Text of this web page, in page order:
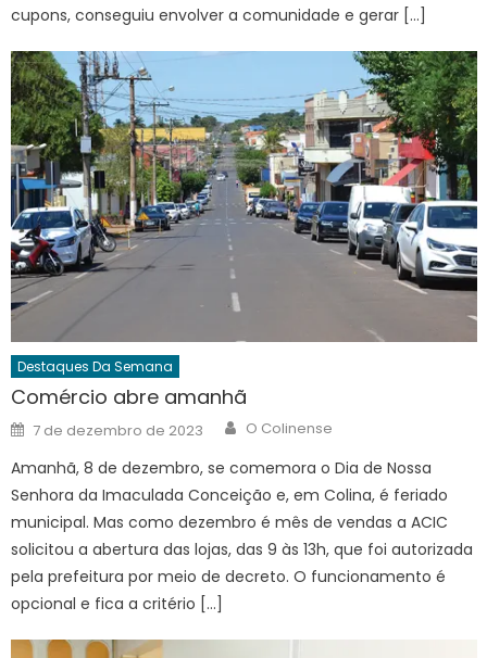
cupons, conseguiu envolver a comunidade e gerar […]
Destaques Da Semana
Comércio abre amanhã
Posted
on
7 de dezembro de 2023 Author
O Colinense
Amanhã, 8 de dezembro, se comemora o Dia de Nossa
Senhora da Imaculada Conceição e, em Colina, é feriado
municipal. Mas como dezembro é mês de vendas a ACIC
solicitou a abertura das lojas, das 9 às 13h, que foi autorizada
pela prefeitura por meio de decreto. O funcionamento é
opcional e fica a critério […]